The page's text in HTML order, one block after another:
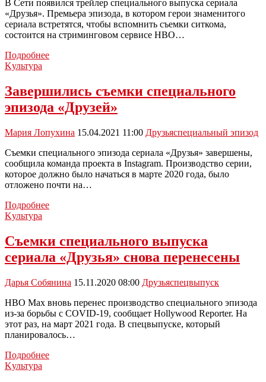
В Сети появился трейлер специального выпуска сериала
«Друзья». Премьера эпизода, в котором герои знаменитого
сериала встретятся, чтобы вспомнить съемки ситкома,
состоится на стриминговом сервисе HBO…
ПодробнееВышел
«Друзей»
Kультура
Завершились съемки специального
эпизода «Друзей»
Мария Лопухина 15.04.2021 11:00 Друзьяспециальный эпизод
Съемки специального эпизода сериала «Друзья» завершены,
сообщила команда проекта в Instagram. Производство серии,
которое должно было начаться в марте 2020 года, было
отложено почти на…
ПодробнееЗавершились
«Друзей»
Kультура
Съемки специального выпуска
сериала «Друзья» снова перенесены
Дарья Собянина 15.11.2020 08:00 Друзьяспецвыпуск
HBO Max вновь перенес производство специального эпизода
из-за борьбы с COVID-19, сообщает Hollywood Reporter. На
этот раз, на март 2021 года. В спецвыпуске, который
планировалось…
ПодробнееСъемки
Kультура